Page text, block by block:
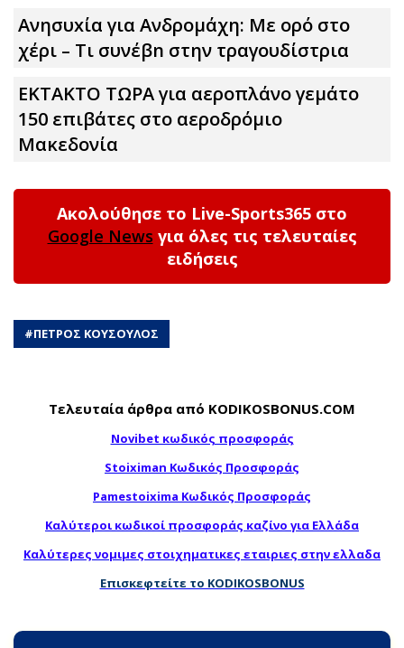
Ανησυxία για Ανδρομάχη: Με ορό στο
χέρι – Τι συνέβn στην τραγουδίστρια
ΕΚΤΑΚΤΟ ΤΩΡΑ για αεροπλάνο γεμάτο
150 επιβάτες στο αεροδρόμιο
Μακεδονία
Ακολούθησε το Live-Sports365 στο
Google News για όλες τις τελευταίες
ειδήσεις
#ΠΕΤΡΟΣ ΚΟΥΣΟΥΛΟΣ
Τελευταία άρθρα από KODIKOSBONUS.COM
Novibet κωδικός προσφοράς
Stoiximan Κωδικός Προσφοράς
Pamestoixima Κωδικός Προσφοράς
Καλύτεροι κωδικοί προσφοράς καζίνο για Ελλάδα
Καλύτερες νομιμες στοιχηματικες εταιριες στην ελλαδα
Επισκεφτείτε το KODIKOSBONUS